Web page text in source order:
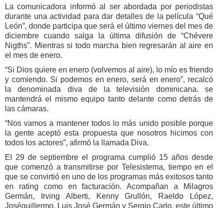
La comunicadora informó al ser abordada por periodistas
durante una actividad para dar detalles de la película “Qué
León”, donde participa que será el último viernes del mes de
diciembre cuando salga la última difusión de “Chévere
Nigths”. Mientras si todo marcha bien regresarán al aire en
el mes de enero.
“Si Dios quiere en enero (volvemos al aire), lo mío es friendo
y comiendo. Si podemos en enero, será en enero”, recalcó
la denominada diva de la televisión dominicana. se
mantendrá el mismo equipo tanto delante como detrás de
las cámaras.
“Nos vamos a mantener todos lo más unido posible porque
la gente aceptó esta propuesta que nosotros hicimos con
todos los actores”, afirmó la llamada Diva.
El 29 de septiembre el programa cumplió 15 años desde
que comenzó a transmitirse por Telesistema, tiempo en el
que se convirtió en uno de los programas más exitosos tanto
en rating como en facturación. Acompañan a Milagros
Germán, Irving Alberti, Kenny Grullón, Raeldo López,
Joséguillermo, Luis José Germán y Sergio Carlo, este último